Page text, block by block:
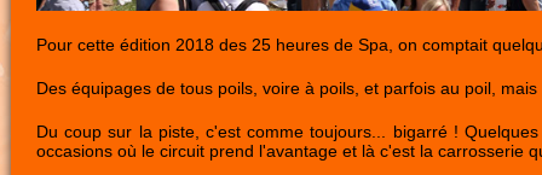
Pour cette édition 2018 des 25 heures de Spa, on comptait
Des équipages de tous poils, voire à poils, et parfois au poil,
Du coup sur la piste, c'est comme toujours... bigarré !
occasions où le circuit prend l'avantage et là c'est la carrosserie